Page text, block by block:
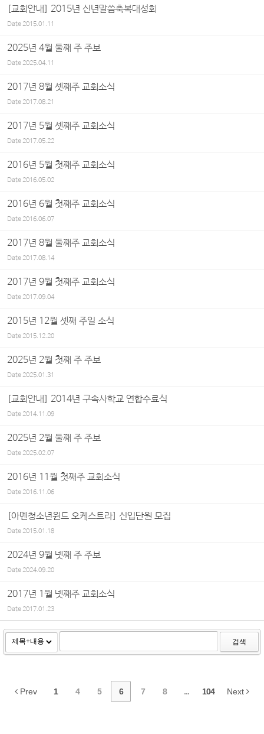
[교회안내] 2015년 신년말씀축복대성회
Date2015.01.11
2025년 4월 둘째 주 주보
Date2025.04.11
2017년 8월 셋째주 교회소식
Date2017.08.21
2017년 5월 셋째주 교회소식
Date2017.05.22
2016년 5월 첫째주 교회소식
Date2016.05.02
2016년 6월 첫째주 교회소식
Date2016.06.07
2017년 8월 둘째주 교회소식
Date2017.08.14
2017년 9월 첫째주 교회소식
Date2017.09.04
2015년 12월 셋째 주일 소식
Date2015.12.20
2025년 2월 첫째 주 주보
Date2025.01.31
[교회안내] 2014년 구속사학교 연합수료식
Date2014.11.09
2025년 2월 둘째 주 주보
Date2025.02.07
2016년 11월 첫째주 교회소식
Date2016.11.06
[아멘청소년윈드 오케스트라] 신입단원 모집
Date2015.01.18
2024년 9월 넷째 주 주보
Date2024.09.20
2017년 1월 넷째주 교회소식
Date2017.01.23
검색
Prev 1 4 5 6 7 8 ... 104 Next